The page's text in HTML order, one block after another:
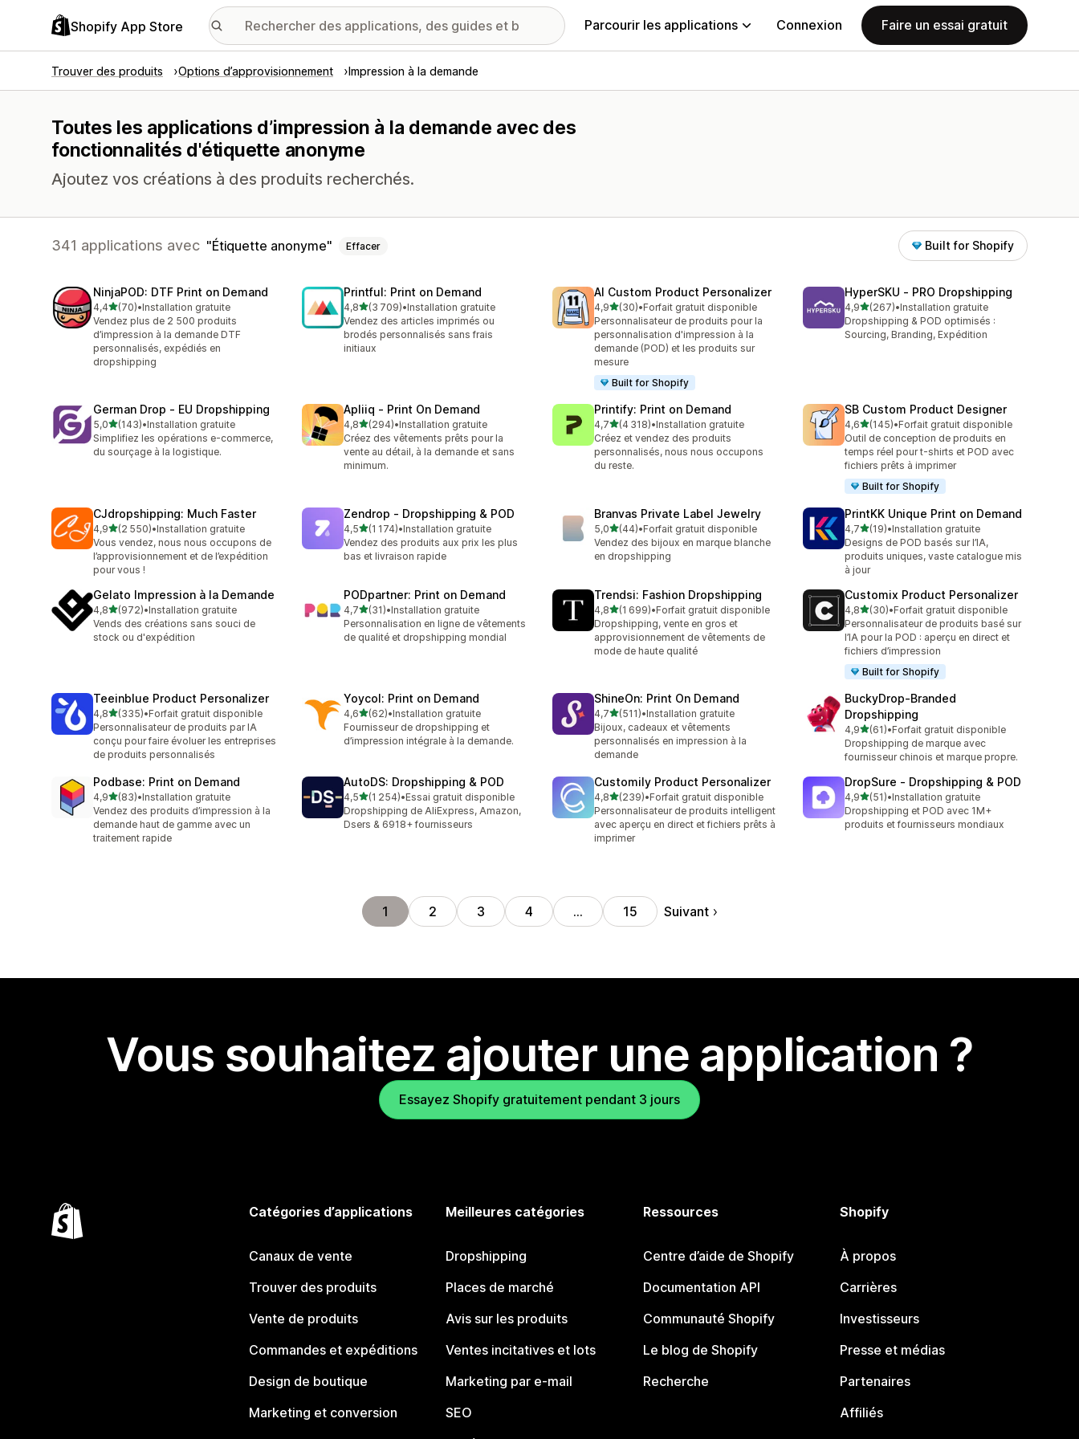
Shopify App Store Parcourir les applications Connexion Faire un essai gratuit
Trouver des produits Options d’approvisionnement Impression à la demande
Toutes les applications d’impression à la demande avec des
fonctionnalités d'étiquette anonyme
Ajoutez vos créations à des produits recherchés.
341 applications avec Étiquette anonyme Effacer Built for Shopify
NinjaPOD: DTF Print on Demand
4,4étoile(s) sur 5
(70)
70 avis au total
•Installation gratuite
Vendez plus de 2 500 produits
d’impression à la demande DTF
personnalisés, expédiés en
dropshipping
Printful: Print on Demand
4,8étoile(s) sur 5
(3 709)
3709 avis au total
•Installation gratuite
Vendez des articles imprimés ou
brodés personnalisés sans frais
initiaux
AI Custom Product Personalizer
4,9étoile(s) sur 5
(30)
30 avis au total
•Forfait gratuit disponible
Personnalisateur de produits pour la
personnalisation d'impression à la
demande (POD) et les produits sur
mesure
Built for Shopify
HyperSKU ‑ PRO Dropshipping
4,9étoile(s) sur 5
(267)
267 avis au total
•Installation gratuite
Dropshipping & POD optimisés :
Sourcing, Branding, Expédition
German Drop ‑ EU Dropshipping
5,0étoile(s) sur 5
(143)
143 avis au total
•Installation gratuite
Simplifiez les opérations e-commerce,
du sourçage à la logistique.
Apliiq ‑ Print On Demand
4,8étoile(s) sur 5
(294)
294 avis au total
•Installation gratuite
Créez des vêtements prêts pour la
vente au détail, à la demande et sans
minimum.
Printify: Print on Demand
4,7étoile(s) sur 5
(4 318)
4318 avis au total
•Installation gratuite
Créez et vendez des produits
personnalisés, nous nous occupons
du reste.
SB Custom Product Designer
4,6étoile(s) sur 5
(145)
145 avis au total
•Forfait gratuit disponible
Outil de conception de produits en
temps réel pour t-shirts et POD avec
fichiers prêts à imprimer
Built for Shopify
CJdropshipping: Much Faster
4,9étoile(s) sur 5
(2 550)
2550 avis au total
•Installation gratuite
Vous vendez, nous nous occupons de
l’approvisionnement et de l’expédition
pour vous !
Zendrop ‑ Dropshipping & POD
4,5étoile(s) sur 5
(1 174)
1174 avis au total
•Installation gratuite
Vendez des produits aux prix les plus
bas et livraison rapide
Branvas Private Label Jewelry
5,0étoile(s) sur 5
(44)
44 avis au total
•Forfait gratuit disponible
Vendez des bijoux en marque blanche
en dropshipping
PrintKK Unique Print on Demand
4,7étoile(s) sur 5
(19)
19 avis au total
•Installation gratuite
Designs de POD basés sur l’IA,
produits uniques, vaste catalogue mis
à jour
Gelato Impression à la Demande
4,8étoile(s) sur 5
(972)
972 avis au total
•Installation gratuite
Vends des créations sans souci de
stock ou d'expédition
PODpartner: Print on Demand
4,7étoile(s) sur 5
(31)
31 avis au total
•Installation gratuite
Personnalisation en ligne de vêtements
de qualité et dropshipping mondial
Trendsi: Fashion Dropshipping
4,8étoile(s) sur 5
(1 699)
1699 avis au total
•Forfait gratuit disponible
Dropshipping, vente en gros et
approvisionnement de vêtements de
mode de haute qualité
Customix Product Personalizer
4,8étoile(s) sur 5
(30)
30 avis au total
•Forfait gratuit disponible
Personnalisateur de produits basé sur
l’IA pour la POD : aperçu en direct et
fichiers d’impression
Built for Shopify
Teeinblue Product Personalizer
4,8étoile(s) sur 5
(335)
335 avis au total
•Forfait gratuit disponible
Personnalisateur de produits par IA
conçu pour faire évoluer les entreprises
de produits personnalisés
Yoycol: Print on Demand
4,6étoile(s) sur 5
(62)
62 avis au total
•Installation gratuite
Fournisseur de dropshipping et
d’impression intégrale à la demande.
ShineOn: Print On Demand
4,7étoile(s) sur 5
(511)
511 avis au total
•Installation gratuite
Bijoux, cadeaux et vêtements
personnalisés en impression à la
demande
BuckyDrop‑Branded
Dropshipping
4,9étoile(s) sur 5
(61)
61 avis au total
•Forfait gratuit disponible
Dropshipping de marque avec
fournisseur chinois et marque propre.
Podbase: Print on Demand
4,9étoile(s) sur 5
(83)
83 avis au total
•Installation gratuite
Vendez des produits d’impression à la
demande haut de gamme avec un
traitement rapide
AutoDS: Dropshipping & POD
4,5étoile(s) sur 5
(1 254)
1254 avis au total
•Essai gratuit disponible
Dropshipping de AliExpress, Amazon,
Dsers & 6918+ fournisseurs
Customily Product Personalizer
4,8étoile(s) sur 5
(239)
239 avis au total
•Forfait gratuit disponible
Personnalisateur de produits intelligent
avec aperçu en direct et fichiers prêts à
imprimer
DropSure ‑ Dropshipping & POD
4,9étoile(s) sur 5
(51)
51 avis au total
•Installation gratuite
Dropshipping et POD avec 1M+
produits et fournisseurs mondiaux
1 2 3 4 … 15 Suivant
Vous souhaitez ajouter une application ?
Essayez Shopify gratuitement pendant 3 jours
Catégories d’applications
Canaux de vente
Trouver des produits
Vente de produits
Commandes et expéditions
Design de boutique
Marketing et conversion
Meilleures catégories
Dropshipping
Places de marché
Avis sur les produits
Ventes incitatives et lots
Marketing par e-mail
SEO
Ressources
Centre d’aide de Shopify
Documentation API
Communauté Shopify
Le blog de Shopify
Recherche
Shopify
À propos
Carrières
Investisseurs
Presse et médias
Partenaires
Affiliés